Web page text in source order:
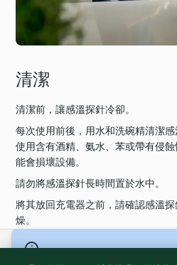
清潔
清潔前，讓感溫探針冷卻。
每次使用前後，用水和洗碗精清潔
使用含有酒精、氨水、苯或帶有侵
能會損壞設備。
請勿將感溫探針長時間置於水中。
將其放回充電器之前，請確認感溫
燥。